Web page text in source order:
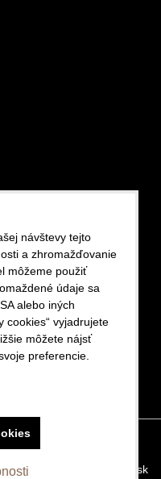
osobných údajov
pomocou: BiznisWeb.sk
návštevy tejto
a zhromažďovanie
môžeme použiť
údaje sa
alebo iných
cookies“ vyjadrujete
môžete nájsť
preferencie.